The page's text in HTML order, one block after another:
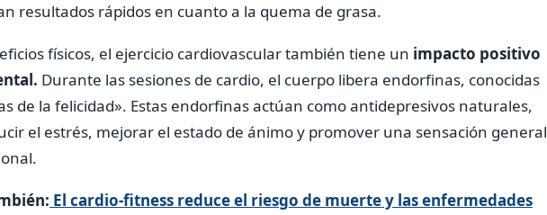
resultados rápidos en cuanto a la quema de grasa.
físicos, el ejercicio cardiovascular también tiene un impacto positivo
Durante las sesiones de cardio, el cuerpo libera endorfinas, conocidas
de la felicidad». Estas endorfinas actúan como antidepresivos naturales,
el estrés, mejorar el estado de ánimo y promover una sensación general
El cardio-fitness reduce el riesgo de muerte y las enfermedades